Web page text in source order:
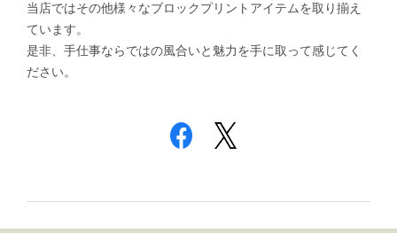
当店ではその他様々なブロックプリントアイテムを取り揃え
ています。
是非、手仕事ならではの風合いと魅力を手に取って感じてく
ださい。